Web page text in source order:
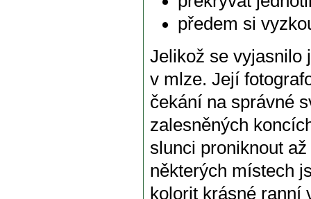
předem si
Jelikož se vyjasnilo
v mlze. Její
čekání na správné
zalesněných
slunci proniknout
některých místech
kolorit krásné ranní